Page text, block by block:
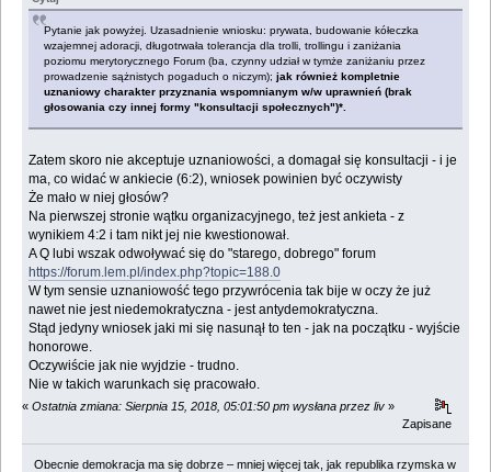
Pytanie jak powyżej. Uzasadnienie wniosku: prywata, budowanie kółeczka
wzajemnej adoracji, długotrwała tolerancja dla trolli, trollingu i zaniżania
poziomu merytorycznego Forum (ba, czynny udział w tymże zaniżaniu przez
prowadzenie sążnistych pogaduch o niczym); jak również kompletnie
uznaniowy charakter przyznania wspomnianym w/w uprawnień (brak
głosowania czy innej formy "konsultacji społecznych")*.
Zatem skoro nie akceptuje uznaniowości, a domagał się konsultacji - i je
ma, co widać w ankiecie (6:2), wniosek powinien być oczywisty
Że mało w niej głosów?
Na pierwszej stronie wątku organizacyjnego, też jest ankieta - z
wynikiem 4:2 i tam nikt jej nie kwestionował.
A Q lubi wszak odwoływać się do "starego, dobrego" forum
https://forum.lem.pl/index.php?topic=188.0
W tym sensie uznaniowość tego przywrócenia tak bije w oczy że już
nawet nie jest niedemokratyczna - jest antydemokratyczna.
Stąd jedyny wniosek jaki mi się nasunął to ten - jak na początku - wyjście
honorowe.
Oczywiście jak nie wyjdzie - trudno.
Nie w takich warunkach się pracowało.
« Ostatnia zmiana: Sierpnia 15, 2018, 05:01:50 pm wysłana przez liv »
Zapisane
Obecnie demokracja ma się dobrze – mniej więcej tak, jak republika rzymska w